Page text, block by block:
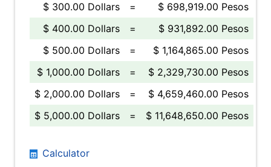
$ 300.00 Dollars
=
$ 698,919.00 Pesos
$ 400.00 Dollars
=
$ 931,892.00 Pesos
$ 500.00 Dollars
=
$ 1,164,865.00 Pesos
$ 1,000.00 Dollars
=
$ 2,329,730.00 Pesos
$ 2,000.00 Dollars
=
$ 4,659,460.00 Pesos
$ 5,000.00 Dollars
= $ 11,648,650.00 Pesos
Calculator